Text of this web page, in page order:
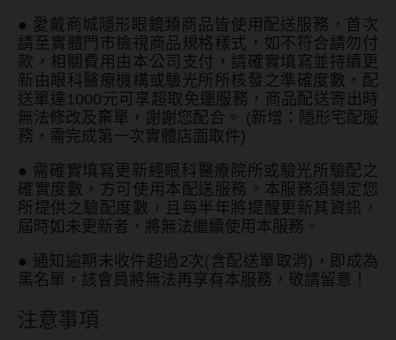
● 愛戴商城隱形眼鏡類商品皆使用配送服務，首次
請至實體門市檢視商品規格樣式，如不符合請勿付
款，相關費用由本公司支付，請確實填寫並持續更
新由眼科醫療機構或驗光所所核發之準確度數，配
送單達1000元可享超取免運服務，商品配送寄出時
無法修改及棄單，謝謝您配合。 (新增：隱形宅配服
務，需完成第一次實體店面取件)
● 需確實填寫更新經眼科醫療院所或驗光所驗配之
確實度數，方可使用本配送服務。本服務須鎖定您
所提供之驗配度數，且每半年將提醒更新其資訊，
屆時如未更新者，將無法繼續使用本服務。
● 通知逾期未收件超過2次(含配送單取消)，即成為
黑名單，該會員將無法再享有本服務，敬請留意！
注意事項